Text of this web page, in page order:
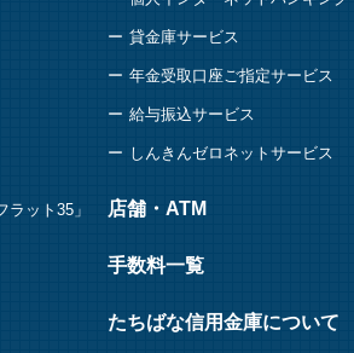
ット35」
貸金庫サービス
年金受取口座ご指定サービス
給与振込サービス
しんきんゼロネットサービス
店舗・ATM
手数料一覧
たちばな信用金庫について